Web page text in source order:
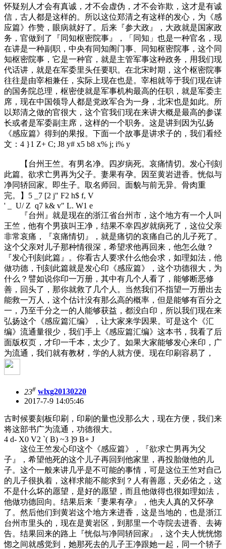
怀疑别人才会有真诚，才不会虚伪，才不会诈欺，这才是有诚
信，古人都是这样的。所以这位郑清之有这样的发心，为《感
应篇》作赞，眼病就好了。后来『参大政』，大政就是国家政
务，官做到了『同知枢密院事』，「同知」也是一种官名，现
在讲是一种副职，中央有同知阁门事、同知枢密院事，这个同
知枢密院事，它是一种官，就是主管军事这种政务，用我们现
代话讲，就是在军委里头任要职。在北宋时期，这个枢密院事
往往是由宰相兼任，实际上现在也是。宰相就等于我们现在讲
的国务院总理，枢密使就是军事机构最高的任职，就是军委主
席，现在中国领导人都是党政军合为一身，北宋也是如此。所
以郑清之做的官很大，这个官我们现在来讲大概是最高的参谋
长或者是军委副主席，这样的一个职务。这是讲到因为弘扬
《感应篇》得到的果报。下面一个故事是讲求子的，我们看经
文： 4 }1 Z+ C; J8 y# x5 b8 x% j; i% y
【台州王竺。有男名净。四岁病死。哀痛情切。发心刊刻
此篇。欲求亡男再为父子。妻果有孕。因至黄岩进香。恍似与
净同轿回家。即生子。取名师回。面貌与前无异。骨肉重
完。】 5 _7 [2 j" F2 h$ f, V
' _ U/ Z q7 k& v" L. W1 e
『台州』就是现在的浙江省台州市，这个地方有一个人叫
王竺，他有个男孩叫王净，结果不幸四岁就病死了，这位父亲
非常哀痛，『哀痛情切』，就是痛切的哀痛自己的儿子死了。
这个父亲对儿子那种情很深，希望求他再回来，他怎么做？
『发心刊刻此篇』。你看古人要求什么他会求，如理如法，他
做功德，刊刻此篇就是发心印《感应篇》，这个功德很大，为
什么？譬如说你印一万册，其中有几个人看了，能够断恶修
善，回头了，那你就救了几个人。当然我们不指望一万册出去
能救一万人，这个估计没有那么高的概率，但是能够有百分之
一，乃至千分之一的人能够获益，都没白印，所以我们现在来
弘扬这个《感应篇汇编》，让大家来学因果。可是这个《汇
编》流通量很少，我们手上《感应篇汇编》这本书，我看了后
面版权页，才印一千本，太少了。如果大家能够发心来印，广
为流通，我们就有教材，学的人就方便。现在印刷容易了，
23# wlxg20130220
2017-7-9 14:05:46
古时候要刻板印刷，印刷的量也没那么大，现在方便，我们来
将这部书广为流通，功德很大。
4 d- X0 V2 `( B) ~3 ]9 B+ J
这位王竺发心印这个《感应篇》，『欲求亡男再为父
子』，希望他死的这个儿子再回到他家里，再投胎做他的儿
子。这个一般来讲几乎是不可能的事情，可是这位王竺对自己
的儿子很执着，这样求能不能求到？人有善愿，天必佑之，这
不是什么坏的愿望，是好的愿望，而且他做得也很如理如法，
他做功德回向。结果后来『妻果有孕』，他夫人真的又怀孕
了。然后他们到黄岩这个地方来进香，这是当地的，也是浙江
台州市里头的，现在是黄岩区，到那里一个寺院去进香、去祷
告。结果回来的路上『恍似与净同轿回家』，这个夫人恍恍惚
惚之间就感觉到，她那死去的儿子王净跟她一起，同一个轿子